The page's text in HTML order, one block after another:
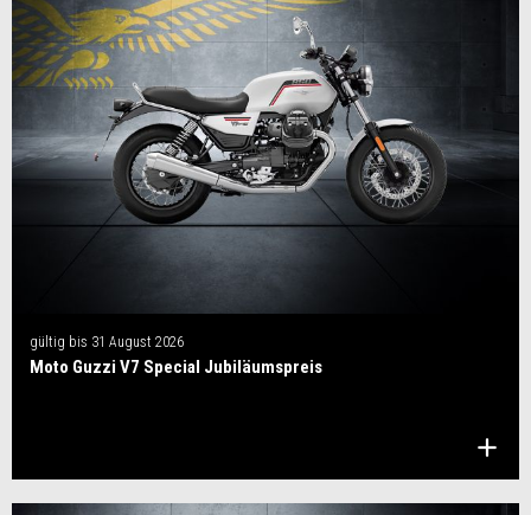
gültig bis 31 August 2026
Moto Guzzi V7 Special Jubiläumspreis